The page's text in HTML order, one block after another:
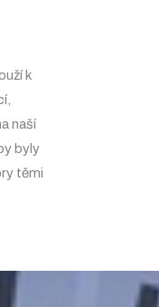
k
naší
byly
těmi